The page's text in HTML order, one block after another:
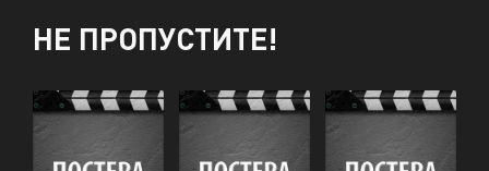
НЕ ПРОПУСТИТЕ!